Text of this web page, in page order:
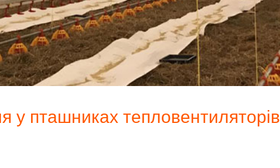
у пташниках тепловентиляторів